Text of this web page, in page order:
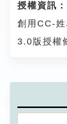
授權資訊：
創用CC-
3.0版授權